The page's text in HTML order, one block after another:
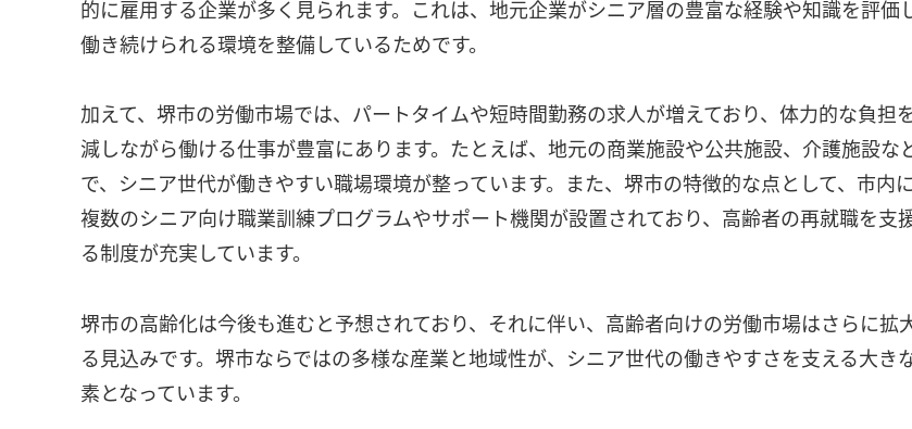
的に雇用する企業が多く見られます。これは、地元企業がシニア層の豊富な経験や知識を評価し
働き続けられる環境を整備しているためです。
加えて、堺市の労働市場では、パートタイムや短時間勤務の求人が増えており、体力的な負担
減しながら働ける仕事が豊富にあります。たとえば、地元の商業施設や公共施設、介護施設な
で、シニア世代が働きやすい職場環境が整っています。また、堺市の特徴的な点として、市内
複数のシニア向け職業訓練プログラムやサポート機関が設置されており、高齢者の再就職を支
る制度が充実しています。
堺市の高齢化は今後も進むと予想されており、それに伴い、高齢者向けの労働市場はさらに拡
る見込みです。堺市ならではの多様な産業と地域性が、シニア世代の働きやすさを支える大き
素となっています。